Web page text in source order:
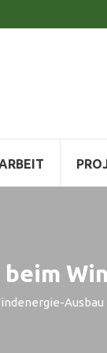
Ausbau